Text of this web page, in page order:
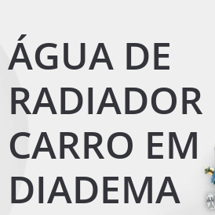
ÁGUA DE
RADIADOR
CARRO EM
DIADEMA